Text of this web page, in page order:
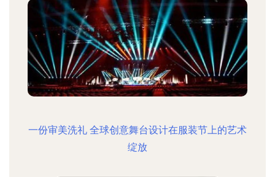
一份审美洗礼 全球创意舞台设计在服装节上的艺术
绽放